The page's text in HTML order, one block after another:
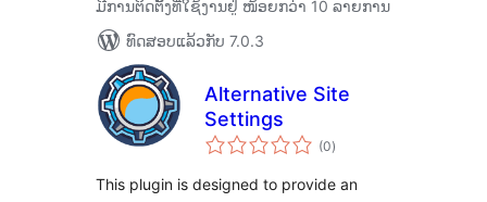
ມີການຕິດຕັ້ງທີ່ໃຊ້ງານຢູ່ ໜ້ອຍກວ່າ 10 ລາຍການ
ທົດສອບແລ້ວກັບ 7.0.3
Alternative Site
Settings
(0ຄະແນນ
ທັງໝົດ
)
This plugin is designed to provide an